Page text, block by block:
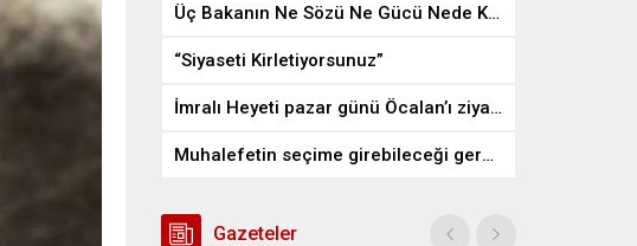
Üç Bakanın Ne Sözü Ne Gücü Nede Kudreti Yetmedi
“Siyaseti Kirletiyorsunuz”
İmralı Heyeti pazar günü Öcalan’ı ziyaret edecek
Muhalefetin seçime girebileceği gerçek bir alan kalmayabilir
Gazeteler